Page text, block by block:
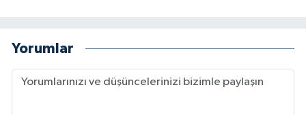
Yorumlar